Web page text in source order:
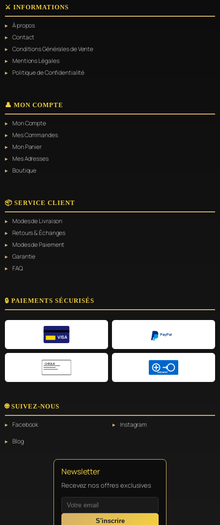
⚔️ INFORMATIONS
À propos
Contact
Conditions Générales de Vente
Mentions Légales
Politique de Confidentialité
👤 MON COMPTE
Mon Compte
Mes Commandes
Mon Panier
Mes Adresses
Boutique
📦 SERVICE CLIENT
Modes de Livraison
Retours & Échanges
Modes de Paiement
Garantie
FAQ
🔒 PAIEMENTS SÉCURISÉS
VISA
PayPal
CHÈQUE
VIREMENT
🌐 SUIVEZ-NOUS
Facebook
Instagram
Blog
Newsletter
Recevez nos offres exclusives
S'inscrire